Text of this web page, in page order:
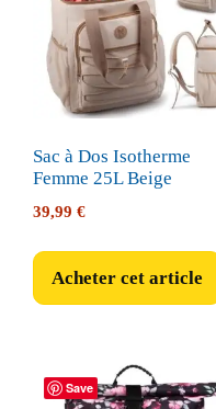
Sac à Dos Isotherme
Femme 25L Beige
39,99 €
Acheter cet article
Save